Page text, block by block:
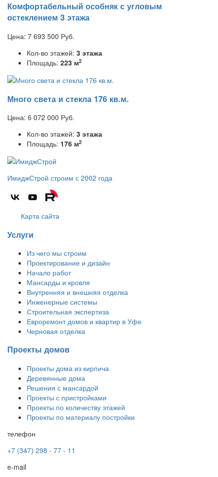
Комфортабельный особняк с угловым
остеклением 3 этажа
Цена: 7 693 500 Руб.
Кол-во этажей: 3 этажа
Площадь: 223 м2
Много света и стекла 176 кв.м.
Цена: 6 072 000 Руб.
Кол-во этажей: 3 этажа
Площадь: 176 м2
ИмиджСтрой строим с 2002 года
Карта сайта
Услуги
Из чего мы строим
Проектирование и дизайн
Начало работ
Мансарды и кровля
Внутренняя и внешняя отделка
Инженерные системы
Строительная экспертиза
Евроремонт домов и квартир в Уфе
Черновая отделка
Проекты домов
Проекты дома из кирпича
Деревянные дома
Решения с мансардой
Проекты с пристройками
Проекты по количеству этажей
Проекты по материалу постройки
телефон
+7 (347) 298 - 77 - 11
e-mail